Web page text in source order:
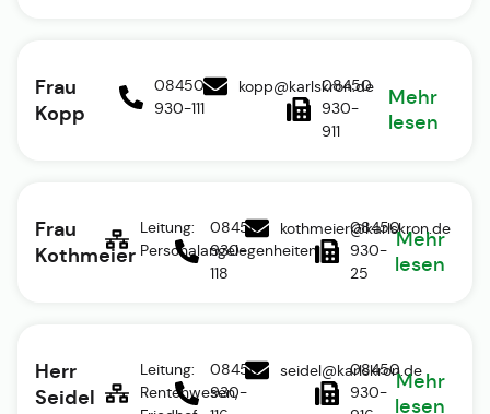
Frau
Kopp
08450
930-111
kopp@karlskron.de
08450
930-
911
Mehr
lesen
Frau
Kothmeier
Leitung:
Personalangelegenheiten
08450
930-
118
kothmeier@karlskron.de
08450
930-
25
Mehr
lesen
Herr
Seidel
Leitung:
Rentenwesen,
08450
930-
seidel@karlskron.de
08450
930- Mehr
lesen